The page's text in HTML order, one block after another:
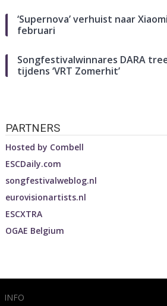
‘Supernova’ verhuist naar
februari
Songfestivalwinnares DARA
tijdens ‘VRT Zomerhit’
PARTNERS
Hosted by Combell
ESCDaily.com
songfestivalweblog.nl
eurovisionartists.nl
ESCXTRA
OGAE Belgium
INFO